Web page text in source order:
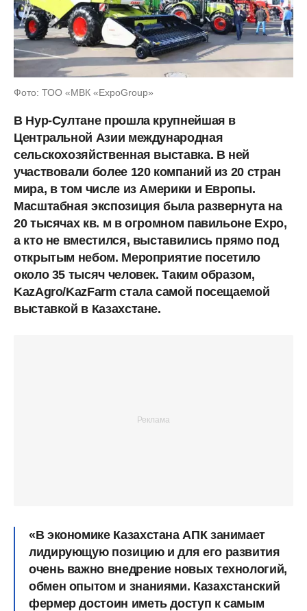
Фото: ТОО «МВК «ExpoGroup»
В Нур-Султане прошла крупнейшая в
Центральной Азии международная
сельскохозяйственная выставка. В ней
участвовали более 120 компаний из 20 стран
мира, в том числе из Америки и Европы.
Масштабная экспозиция была развернута на
20 тысячах кв. м в огромном павильоне Expo,
а кто не вместился, выставились прямо под
открытым небом. Мероприятие посетило
около 35 тысяч человек. Таким образом,
KazAgro/KazFarm стала самой посещаемой
выставкой в Казахстане.
«В экономике Казахстана АПК занимает
лидирующую позицию и для его развития
очень важно внедрение новых технологий,
обмен опытом и знаниями. Казахстанский
фермер достоин иметь доступ к самым